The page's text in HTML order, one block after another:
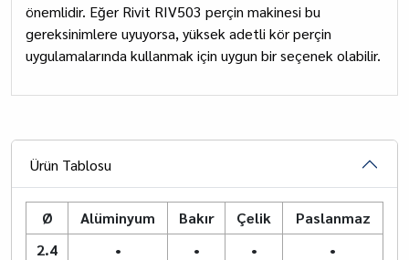
önemlidir. Eğer Rivit RIV503 perçin makinesi bu
gereksinimlere uyuyorsa, yüksek adetli kör perçin
uygulamalarında kullanmak için uygun bir seçenek olabilir.
Ürün Tablosu
Ø Alüminyum Bakır Çelik
Paslanmaz
2.4
• • •
•